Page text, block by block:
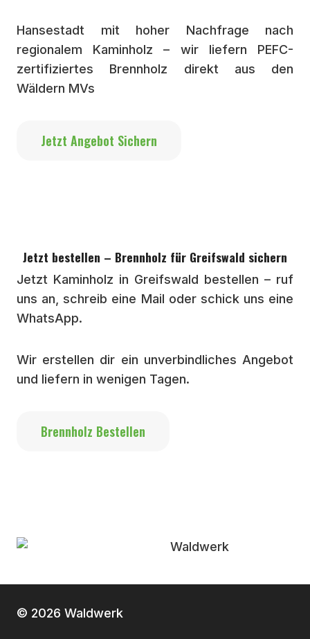
Hansestadt mit hoher Nachfrage nach
regionalem Kaminholz – wir liefern PEFC-
zertifiziertes Brennholz direkt aus den
Wäldern MVs
Jetzt Angebot Sichern
Jetzt bestellen – Brennholz für Greifswald sichern
Jetzt Kaminholz in Greifswald bestellen – ruf
uns an, schreib eine Mail oder schick uns eine
WhatsApp.
Wir erstellen dir ein unverbindliches Angebot
und liefern in wenigen Tagen.
Brennholz Bestellen
© 2026 Waldwerk